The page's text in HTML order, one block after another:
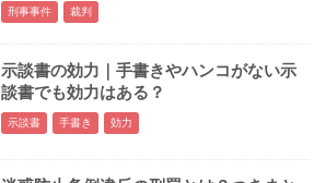
刑事事件 裁判
示談書の効力｜手書きやハンコがない示
談書でも効力はある？
示談書 手書き 効力